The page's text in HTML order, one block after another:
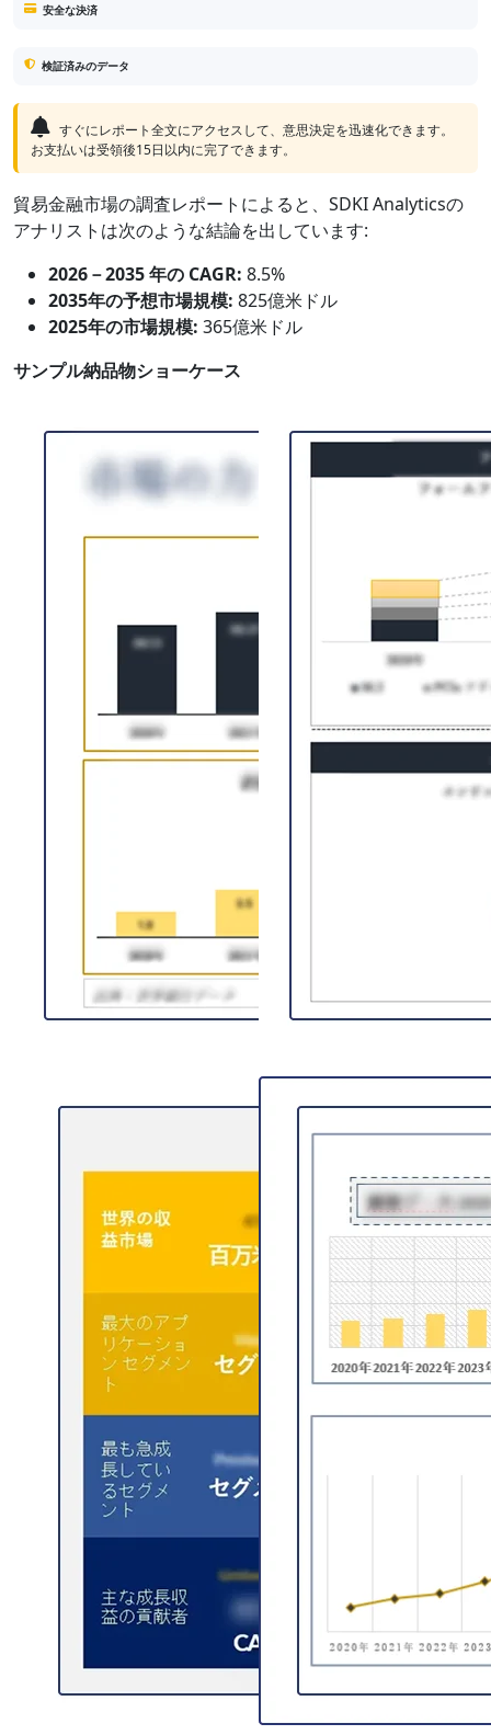
安全な決済
検証済みのデータ
すぐにレポート全文にアクセスして、意思決定を迅速化できます。
お支払いは受領後15日以内に完了できます。
貿易金融市場の調査レポートによると、SDKI Analyticsの
アナリストは次のような結論を出しています:
2026－2035 年の CAGR: 8.5%
2035年の予想市場規模: 825億米ドル
2025年の市場規模: 365億米ドル
サンプル納品物ショーケース